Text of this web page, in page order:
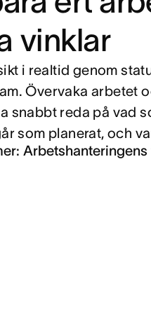
vinklar
i realtid genom
Övervaka arbetet
snabbt reda på vad
som planerat, och